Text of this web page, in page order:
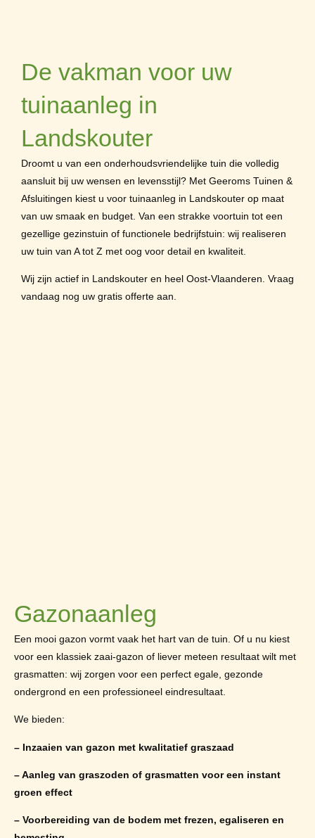
De vakman voor uw
tuinaanleg in
Landskouter
Droomt u van een onderhoudsvriendelijke tuin die volledig
aansluit bij uw wensen en levensstijl? Met Geeroms Tuinen &
Afsluitingen kiest u voor tuinaanleg in Landskouter op maat
van uw smaak en budget. Van een strakke voortuin tot een
gezellige gezinstuin of functionele bedrijfstuin: wij realiseren
uw tuin van A tot Z met oog voor detail en kwaliteit.
Wij zijn actief in Landskouter en heel Oost-Vlaanderen. Vraag
vandaag nog uw gratis offerte aan.
Gazonaanleg
Een mooi gazon vormt vaak het hart van de tuin. Of u nu kiest
voor een klassiek zaai-gazon of liever meteen resultaat wilt met
grasmatten: wij zorgen voor een perfect egale, gezonde
ondergrond en een professioneel eindresultaat.
We bieden:
– Inzaaien van gazon met kwalitatief graszaad
– Aanleg van graszoden of grasmatten voor een instant
groen effect
– Voorbereiding van de bodem met frezen, egaliseren en